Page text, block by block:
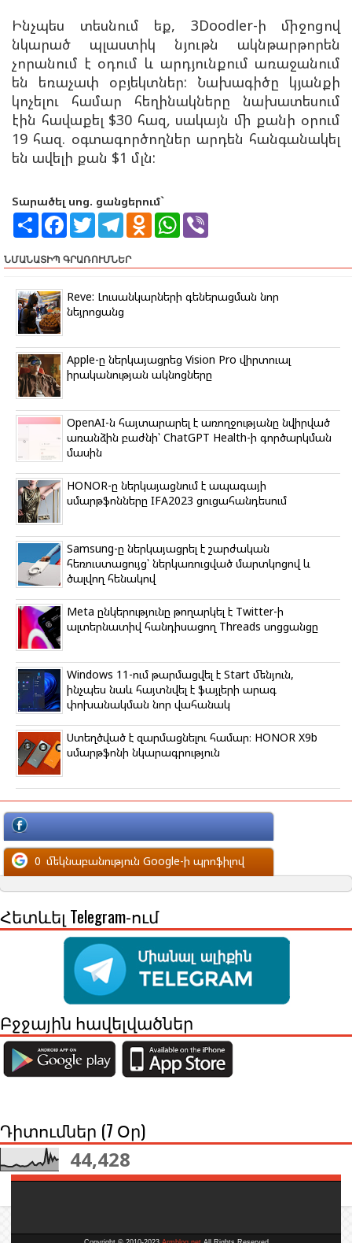
Ինչպես տեսնում եք, 3Doodler-ի միջոցով
նկարած պլաստիկ նյութն ակնթարթորեն
չորանում է օդում և արդյունքում առաջանում
են եռաչափ օբյեկտներ: Նախագիծը կյանքի
կոչելու համար հեղինակները նախատեսում
էին հավաքել $30 հազ, սակայն մի քանի օրում
19 հազ. օգտագործողներ արդեն հանգանակել
են ավելի քան $1 մլն:
Տարածել սոց. ցանցերում`
S
r
e
F
e
b
o
k
T
w
t
t
r
T
e
g
a
O
k
a
s
i
k
i
W
s
p
r
ՆՄԱՆԱՏԻՊ ԳՐԱՌՈՒՄՆԵՐ
Reve: Լուսանկարների գեներացման նոր
նեյրոցանց
Apple-ը ներկայացրեց Vision Pro վիրտուալ
իրականության ակնոցները
OpenAI-ն հայտարարել է առողջությանը նվիրված
առանձին բաժնի՝ ChatGPT Health-ի գործարկման
մասին
HONOR-ը ներկայացնում է ապագայի
սմարթֆոնները IFA2023 ցուցահանդեսում
Samsung-ը ներկայացրել է շարժական
հեռուստացույց՝ ներկառուցված մարտկոցով և
ծալվող հենակով
Meta ընկերությունը թողարկել է Twitter-ի
ալտերնատիվ հանդիսացող Threads սոցցանցը
Windows 11-ում թարմացվել է Start մենյուն,
ինչպես նաև հայտնվել է ֆայլերի արագ
փոխանակման նոր վահանակ
Ստեղծված է զարմացնելու համար։ HONOR X9b
սմարթֆոնի նկարագրություն
մեկնաբանություն Facebook-ի պրոֆիլով
0 մեկնաբանություն Google-ի պրոֆիլով
Հետևել Telegram-ում
Բջջային հավելվածներ
Դիտումներ (7 Օր)
44,428